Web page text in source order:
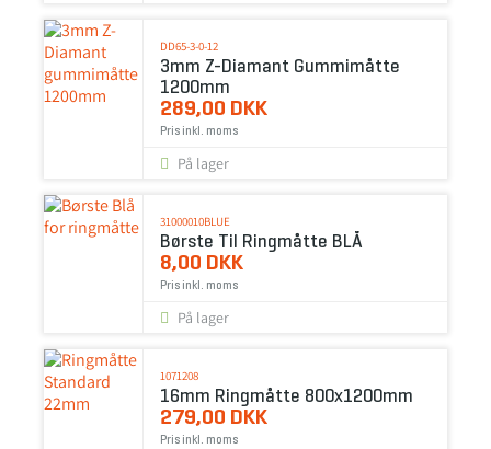
DD65-3-0-12
3mm Z-Diamant Gummimåtte
1200mm
289,00 DKK
Pris inkl. moms
På lager
31000010BLUE
Børste Til Ringmåtte BLÅ
8,00 DKK
Pris inkl. moms
På lager
1071208
16mm Ringmåtte 800x1200mm
279,00 DKK
Pris inkl. moms